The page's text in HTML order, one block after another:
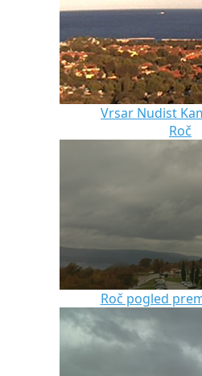
Vrsar Nudist
Roč
Roč pogled